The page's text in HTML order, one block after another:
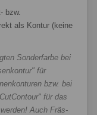
bzw.
als Kontur (keine
Sonderfarbe bei
für
bzw. bei
für das
Auch Fräs-